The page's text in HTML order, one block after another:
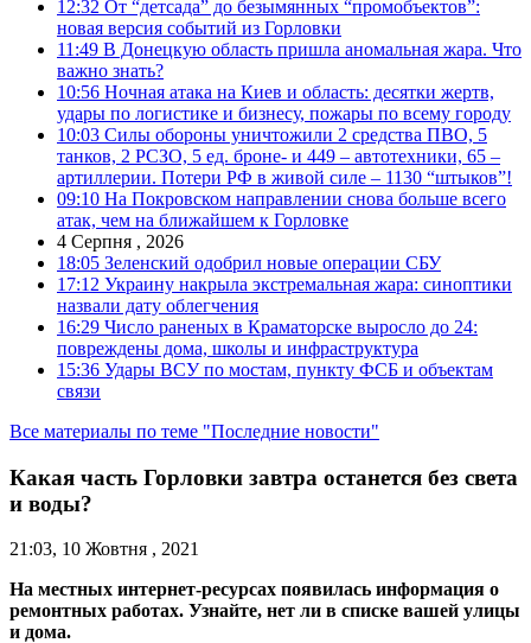
12:32 От “детсада” до безымянных “промобъектов”:
новая версия событий из Горловки
11:49 В Донецкую область пришла аномальная жара. Что
важно знать?
10:56 Ночная атака на Киев и область: десятки жертв,
удары по логистике и бизнесу, пожары по всему городу
10:03 Силы обороны уничтожили 2 средства ПВО, 5
танков, 2 РСЗО, 5 ед. броне- и 449 – автотехники, 65 –
артиллерии. Потери РФ в живой силе – 1130 “штыков”!
09:10 На Покровском направлении снова больше всего
атак, чем на ближайшем к Горловке
4 Серпня , 2026
18:05 Зеленский одобрил новые операции СБУ
17:12 Украину накрыла экстремальная жара: синоптики
назвали дату облегчения
16:29 Число раненых в Краматорске выросло до 24:
повреждены дома, школы и инфраструктура
15:36 Удары ВСУ по мостам, пункту ФСБ и объектам
связи
Все материалы по теме "Последние новости"
Какая часть Горловки завтра останется без света
и воды?
21:03, 10 Жовтня , 2021
На местных интернет-ресурсах появилась информация о
ремонтных работах. Узнайте, нет ли в списке вашей улицы
и дома.